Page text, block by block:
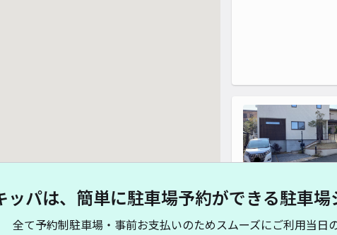
ッパは、簡単に駐車場予約ができる駐車
全て予約制駐車場・事前お支払いのためスムーズにご利用当日